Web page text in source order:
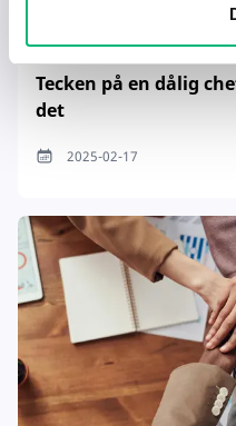
Tecken på en dålig
det
2025-02-17